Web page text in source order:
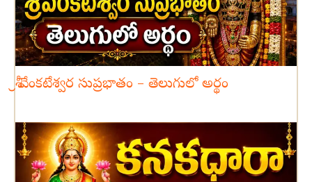
శ్రీ వేంకటేశ్వర సుప్రభాతం – తెలుగులో అర్థం